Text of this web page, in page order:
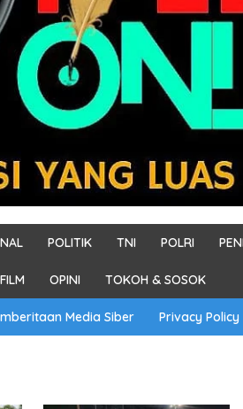
POLITIK TNI POLRI
FILM OPINI TOKOH & SOSOK
Media Siber Privacy Policy